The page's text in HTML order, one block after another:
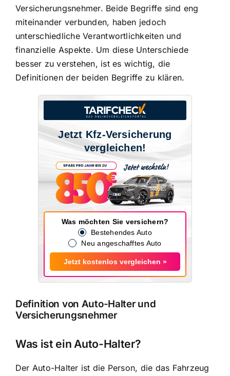
Versicherungsnehmer. Beide Begriffe sind eng
miteinander verbunden, haben jedoch
unterschiedliche Verantwortlichkeiten und
finanzielle Aspekte. Um diese Unterschiede
besser zu verstehen, ist es wichtig, die
Definitionen der beiden Begriffe zu klären.
Jetzt Kfz-Versicherung
vergleichen!
Was möchten Sie versichern?
Bestehendes Auto
Neu angeschafftes Auto
Jetzt kostenlos vergleichen »
Definition von Auto-Halter und
Versicherungsnehmer
Was ist ein Auto-Halter?
Der Auto-Halter ist die Person, die das Fahrzeug